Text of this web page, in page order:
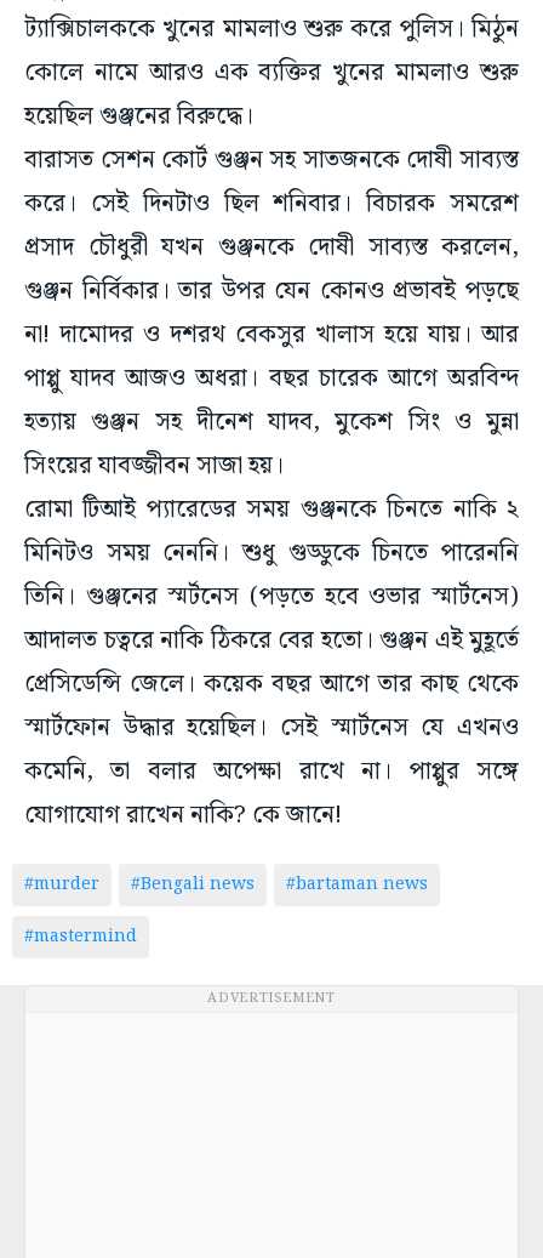
ট্যাক্সিচালককে খুনের মামলাও শুরু করে পুলিস। মিঠুন
কোলে নামে আরও এক ব্যক্তির খুনের মামলাও শুরু
হয়েছিল গুঞ্জনের বিরুদ্ধে।
বারাসত সেশন কোর্ট গুঞ্জন সহ সাতজনকে দোষী সাব্যস্ত
করে। সেই দিনটাও ছিল শনিবার। বিচারক সমরেশ
প্রসাদ চৌধুরী যখন গুঞ্জনকে দোষী সাব্যস্ত করলেন,
গুঞ্জন নির্বিকার। তার উপর যেন কোনও প্রভাবই পড়ছে
না! দামোদর ও দশরথ বেকসুর খালাস হয়ে যায়। আর
পাপ্পু যাদব আজও অধরা। বছর চারেক আগে অরবিন্দ
হত্যায় গুঞ্জন সহ দীনেশ যাদব, মুকেশ সিং ও মুন্না
সিংয়ের যাবজ্জীবন সাজা হয়।
রোমা টিআই প্যারেডের সময় গুঞ্জনকে চিনতে নাকি ২
মিনিটও সময় নেননি। শুধু গুড্ডুকে চিনতে পারেননি
তিনি। গুঞ্জনের স্মর্টনেস (পড়তে হবে ওভার স্মার্টনেস)
আদালত চত্বরে নাকি ঠিকরে বের হতো। গুঞ্জন এই মুহূর্তে
প্রেসিডেন্সি জেলে। কয়েক বছর আগে তার কাছ থেকে
স্মার্টফোন উদ্ধার হয়েছিল। সেই স্মার্টনেস যে এখনও
কমেনি, তা বলার অপেক্ষা রাখে না। পাপ্পুর সঙ্গে
যোগাযোগ রাখেন নাকি? কে জানে!
#murder #Bengali news
#bartaman news
#mastermind
ADVERTISEMENT